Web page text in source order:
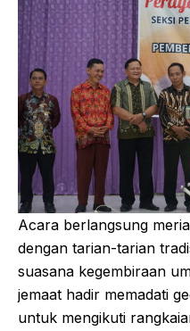
Acara berlangsung
dengan tarian-tarian
suasana kegembiraan
jemaat hadir memadati
untuk mengikuti